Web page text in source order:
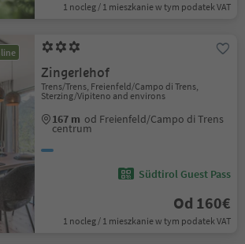
1 nocleg / 1 mieszkanie w tym podatek VAT
Zingerlehof
Trens/Trens, Freienfeld/Campo di Trens,
Sterzing/Vipiteno and environs
167 m od Freienfeld/Campo di Trens
centrum
Südtirol Guest Pass
Od 160€
1 nocleg / 1 mieszkanie w tym podatek VAT